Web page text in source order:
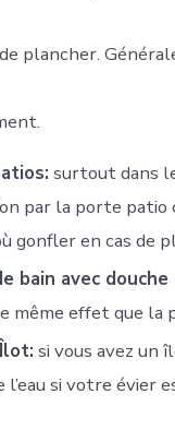
plancher.
surtout dans
par la porte
gonfler en cas de
bain avec douche
même effet que
si vous avez un
l’eau si votre